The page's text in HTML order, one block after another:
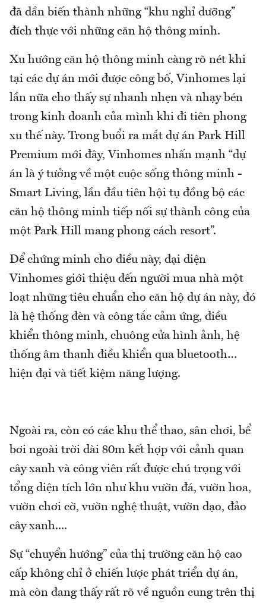
đã dần biến thành những “khu nghỉ dưỡng”
đích thực với những căn hộ thông minh.
Xu hướng căn hộ thông minh càng rõ nét khi
tại các dự án mới được công bố, Vinhomes lại
lần nữa cho thấy sự nhanh nhẹn và nhạy bén
trong kinh doanh của mình khi đi tiên phong
xu thế này. Trong buổi ra mắt dự án Park Hill
Premium mới đây, Vinhomes nhấn mạnh “dự
án là ý tưởng về một cuộc sống thông minh -
Smart Living, lần đầu tiên hội tụ đồng bộ các
căn hộ thông minh tiếp nối sự thành công của
một Park Hill mang phong cách resort”.
Để chứng minh cho điều này, đại diện
Vinhomes giới thiệu đến người mua nhà một
loạt những tiêu chuẩn cho căn hộ dự án này, đó
là hệ thống đèn và công tắc cảm ứng, điều
khiển thông minh, chuông cửa hình ảnh, hệ
thống âm thanh điều khiển qua bluetooth…
hiện đại và tiết kiệm năng lượng.
Ngoài ra, còn có các khu thể thao, sân chơi, bể
bơi ngoài trời dài 80m kết hợp với cảnh quan
cây xanh và công viên rất được chú trọng với
tổng diện tích lớn như khu vườn đá, vườn hoa,
vườn chơi cờ, vườn nghệ thuật, vườn dạo, đảo
cây xanh....
Sự “chuyển hướng” của thị trường căn hộ cao
cấp không chỉ ở chiến lược phát triển dự án,
mà còn đang thấy rất rõ về nguồn cung trên thị